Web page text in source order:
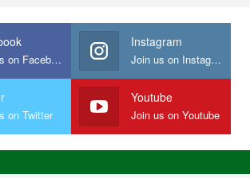
Join us on Facebook
Instagram
Join us on Instagram
on Twitter
Youtube
Join us on Youtube